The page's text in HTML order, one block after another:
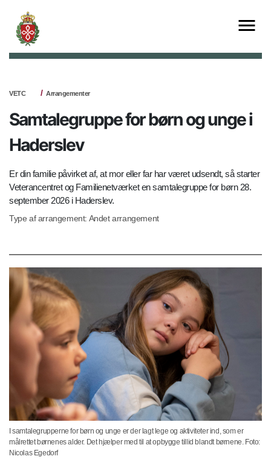
VETC Arrangementer
Samtalegruppe for børn og unge i
Haderslev
Er din familie påvirket af, at mor eller far har været udsendt, så starter
Veterancentret og Familienetværket en samtalegruppe for børn 28.
september 2026 i Haderslev.
Type af arrangement: Andet arrangement
I samtalegrupperne for børn og unge er der lagt lege og aktiviteter ind, som er
målrettet børnenes alder. Det hjælper med til at opbygge tillid blandt børnene. Foto:
Nicolas Egedorf